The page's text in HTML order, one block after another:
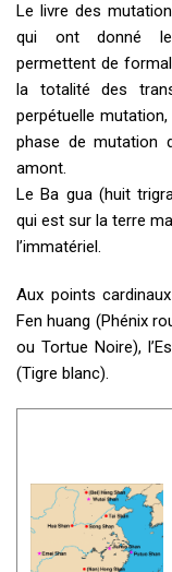
Le livre des
qui ont donné
permettent de
la totalité des
perpétuelle
phase de mutation
amont.
Le Ba gua (huit
qui est sur la terre
l’immatériel.
Aux points
Fen huang (Phénix
ou Tortue Noire),
(Tigre blanc).